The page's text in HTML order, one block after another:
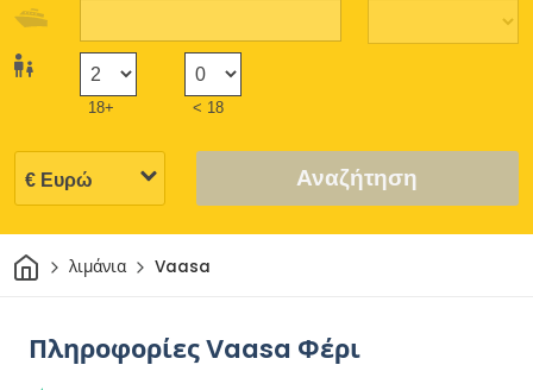
18+ < 18
Αναζήτηση
Σπίτιλιμάνια Vaasa
Πληροφορίες Vaasa Φέρι